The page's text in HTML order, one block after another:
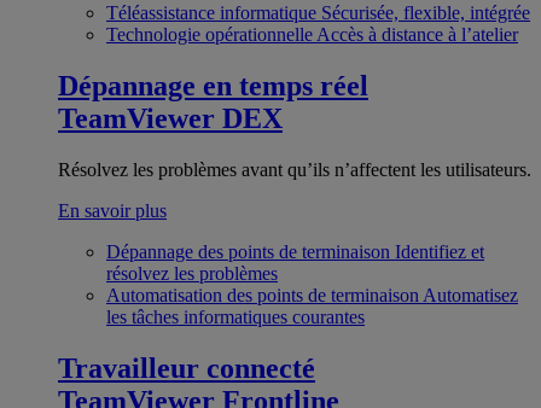
Téléassistance informatique Sécurisée, flexible, intégrée
Technologie opérationnelle Accès à distance à l’atelier
Dépannage en temps réel
TeamViewer DEX
Résolvez les problèmes avant qu’ils n’affectent les utilisateurs.
En savoir plus
Dépannage des points de terminaison Identifiez et
résolvez les problèmes
Automatisation des points de terminaison Automatisez
les tâches informatiques courantes
Travailleur connecté
TeamViewer Frontline